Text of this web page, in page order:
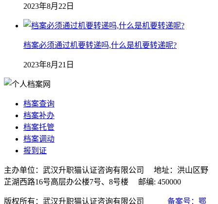
2023年8月22日
档案必须通过机要转递吗,什么是机要转递呢?
2023年8月21日
档案查询
档案补办
档案托管
档案调动
报到证
主办单位：武汉升职猫认证咨询有限公司 地址：洪山区野
芷湖西路16号高层办公楼7号、8号楼 邮编: 450000
版权所有：武汉升职猫认证咨询有限公司 备案号：鄂